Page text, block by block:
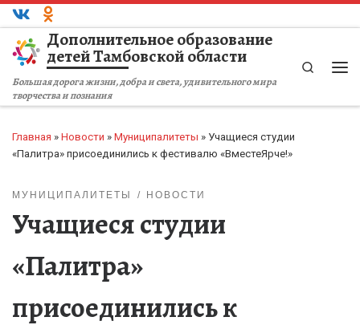
Перейти к содержимому
Дополнительное образование
детей Тамбовской области
Большая дорога жизни, добра и света, удивительного мира
творчества и познания
Search
Главная » Новости » Муниципалитеты » Учащиеся студии
«Палитра» присоединились к фестивалю «ВместеЯрче!»
МУНИЦИПАЛИТЕТЫ НОВОСТИ
Учащиеся студии
«Палитра»
присоединились к